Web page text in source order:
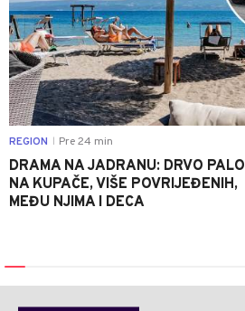
REGION Pre 24 min
DRAMA NA JADRANU: DRVO PALO
NA KUPAČE, VIŠE POVRIJEĐENIH,
MEĐU NJIMA I DECA